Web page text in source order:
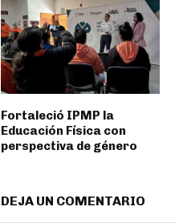
Fortaleció IPMP la
Educación Física con
perspectiva de género
DEJA UN COMENTARIO